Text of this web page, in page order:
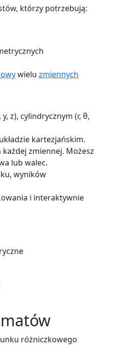
którzy potrzebują:
wielu zmiennych
z), cylindrycznym (r, θ,
kartezjańskim.
zmiennej. Możesz
lub walec.
wyników
i interaktywnie
różniczkowego